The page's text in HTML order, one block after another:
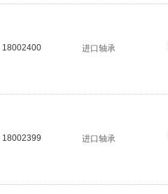
18002400 进口轴承
18002399 进口轴承